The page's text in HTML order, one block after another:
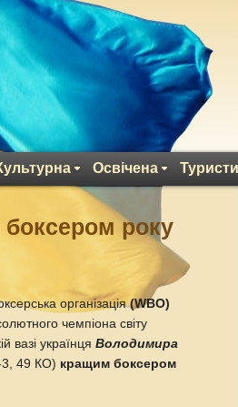
Освічена
року
організація(WBO)
чемпіона світу
вазі українцяВолодимира
3, 49 КО) кращим боксером